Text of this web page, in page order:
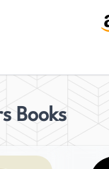
Books